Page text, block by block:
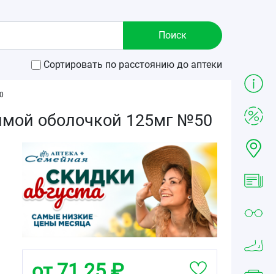
Сортировать по расстоянию до аптеки
оболочкой 125мг №50